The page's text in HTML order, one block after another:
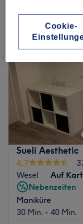
Sueli Aesthetic
4,7
Wesel
Auf
Nebenzeiten
Maniküre
30 Min. - 40 Min.
Cookie-